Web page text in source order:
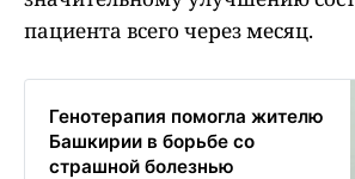
пациента всего через месяц.
Генотерапия помогла жителю
Башкирии в борьбе со
страшной болезнью